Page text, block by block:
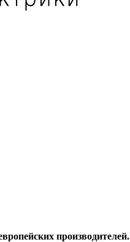
производителей.